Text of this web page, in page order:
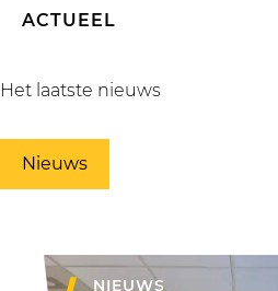
Het laatste nieuws
Nieuws
ACTUEEL
NIEUWS